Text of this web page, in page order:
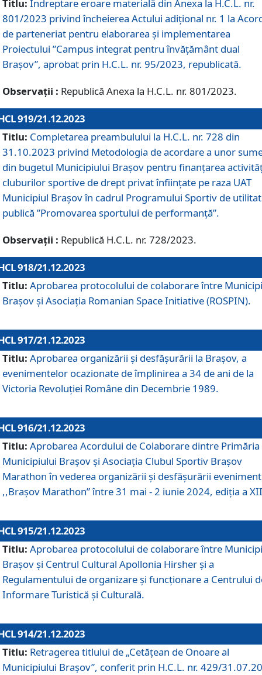
Titlu: Îndreptare eroare materială din Anexa la H.C.L. nr.
801/2023 privind încheierea Actului adițional nr. 1 la
de parteneriat pentru elaborarea și implementarea
Proiectului ”Campus integrat pentru învățământ dual
Brașov”, aprobat prin H.C.L. nr. 95/2023, republicată.
Observații : Republică Anexa la H.C.L. nr. 801/2023.
919/21.12.2023
Titlu: Completarea preambulului la H.C.L. nr. 728 din
31.10.2023 privind Metodologia de acordare a unor
din bugetul Municipiului Brașov pentru finanțarea
cluburilor sportive de drept privat înființate pe raza UAT
Municipiul Brașov în cadrul Programului Sportiv de
publică ”Promovarea sportului de performanță”.
Observații : Republică H.C.L. nr. 728/2023.
918/21.12.2023
Titlu: Aprobarea protocolului de colaborare între
Brașov și Asociația Romanian Space Initiative (ROSPIN).
917/21.12.2023
Titlu: Aprobarea organizării şi desfăşurării la Braşov, a
evenimentelor ocazionate de împlinirea a 34 de ani de la
Victoria Revoluţiei Române din Decembrie 1989.
916/21.12.2023
Titlu: Aprobarea Acordului de Colaborare dintre Primăria
Municipiului Brașov și Asociația Clubul Sportiv Brașov
Marathon în vederea organizării și desfășurării
,,Brașov Marathon” între 31 mai - 2 iunie 2024, ediția a
915/21.12.2023
Titlu: Aprobarea protocolului de colaborare între
Brașov și Centrul Cultural Apollonia Hirsher și a
Regulamentului de organizare și funcționare a Centrului
Informare Turistică și Culturală.
914/21.12.2023
Titlu: Retragerea titlului de „Cetățean de Onoare al
Municipiului Brașov”, conferit prin H.C.L. nr. 429/